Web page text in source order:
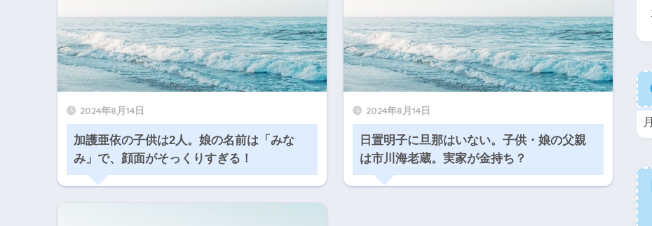
2024年8月14日
加護亜依の子供は2人。娘の名前は「みな
み」で、顔面がそっくりすぎる！
2024年8月14日
日置明子に旦那はいない。子供・娘の父親
は市川海老蔵。実家が金持ち？